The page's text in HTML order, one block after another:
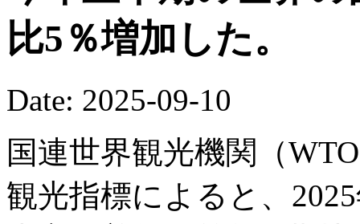
比5％増加した。
Date: 2025-09-10
国連世界観光機関（
観光指標によると、